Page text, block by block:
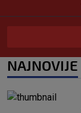
NAJNOVIJE